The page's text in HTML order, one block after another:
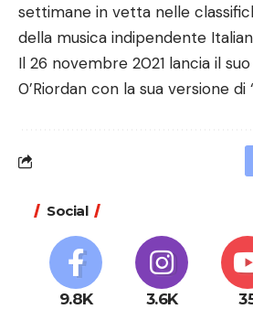
settimane in vetta nelle
della musica indipendente
Il 26 novembre 2021 lancia il
0’Riordan con la sua versione di
Social
9.8K 3.6K